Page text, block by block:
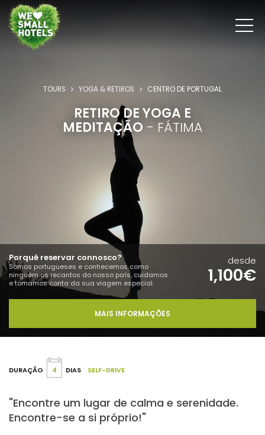
TOURS YOGA & RETIROS CENTRO DE PORTUGAL
RETIRO DE YOGA E
MEDITAÇÃO - FÁTIMA
Porquê reservar connosco?
Somos portugueses e conhecemos como
ninguém os recantos do nosso país, cuidamos
e tomamos conta da sua viagem especial.
desde
1,100€
MAIS INFORMAÇÕES
DURAÇÃO 4 DIAS SELF-DRIVE
"Encontre um lugar de calma e serenidade.
Encontre-se a si próprio!"